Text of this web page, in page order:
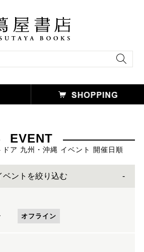
EVENT
ドア 九州・沖縄 イベント 開催日順
ベントを絞り込む
オフライン